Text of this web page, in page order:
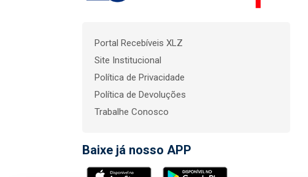
Portal Recebíveis XLZ
Site Institucional
Política de Privacidade
Política de Devoluções
Trabalhe Conosco
Baixe já nosso APP